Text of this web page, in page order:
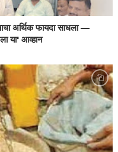
अर्थिक फायदा साधला —
या' आव्हान